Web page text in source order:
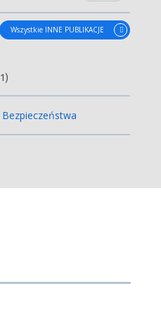
Wszystkie INNE PUBLIKACJE